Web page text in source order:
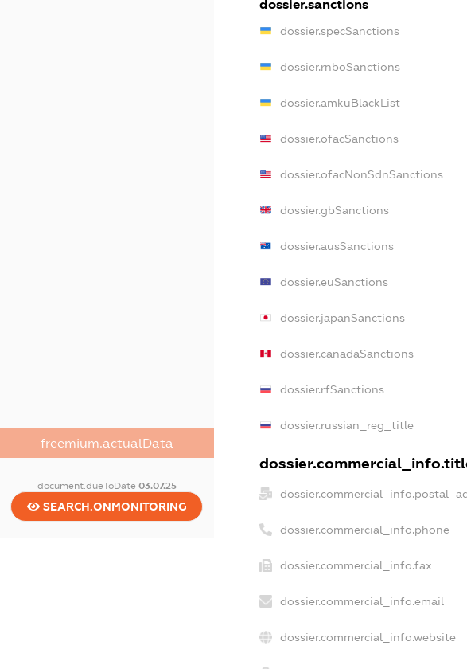
freemium.actualData
document.dueToDate 03.07.25
SEARCH.ONMONITORING
dossier.sanctions
dossier.specSanctions
dossier.rnboSanctions
dossier.amkuBlackList
dossier.ofacSanctions
dossier.ofacNonSdnSanctions
dossier.gbSanctions
dossier.ausSanctions
dossier.euSanctions
dossier.japanSanctions
dossier.canadaSanctions
dossier.rfSanctions
dossier.russian_reg_title
dossier.commercial_info.phone
dossier.commercial_info.fax
dossier.commercial_info.email
dossier.commercial_info.website